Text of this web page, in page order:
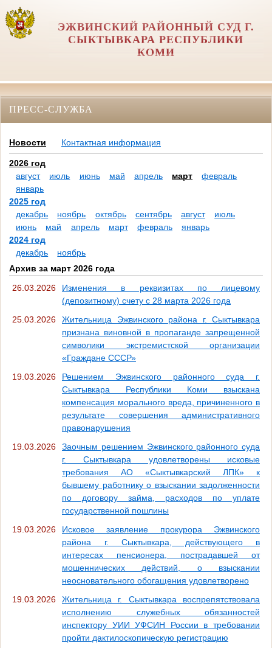
ЭЖВИНСКИЙ РАЙОННЫЙ СУД Г.
СЫКТЫВКАРА РЕСПУБЛИКИ
КОМИ
ПРЕСС-СЛУЖБА
Новости Контактная информация
2026 год
август
июль июнь май апрель март
февраль
январь
2025 год
декабрь
ноябрь октябрь сентябрь август
июль
июнь
май апрель март февраль
январь
2024 год
декабрь
ноябрь
Архив за март 2026 года
26.03.2026
Изменения в реквизитах по лицевому
(депозитному) счету с 28 марта 2026 года
25.03.2026
Жительница Эжвинского района г. Сыктывкара
признана виновной в пропаганде запрещенной
символики экстремистской организации
«Граждане СССР»
19.03.2026
Решением Эжвинского районного суда г.
Сыктывкара Республики Коми взыскана
компенсация морального вреда, причиненного в
результате совершения административного
правонарушения
19.03.2026
Заочным решением Эжвинского районного суда
г. Сыктывкара удовлетворены исковые
требования АО «Сыктывкарский ЛПК» к
бывшему работнику о взыскании задолженности
по договору займа, расходов по уплате
государственной пошлины
19.03.2026
Исковое заявление прокурора Эжвинского
района г. Сыктывкара, действующего в
интересах пенсионера, пострадавшей от
мошеннических действий, о взыскании
неосновательного обогащения удовлетворено
19.03.2026
Жительница г. Сыктывкара воспрепятствовала
исполнению служебных обязанностей
инспектору УИИ УФСИН России в требовании
пройти дактилоскопическую регистрацию